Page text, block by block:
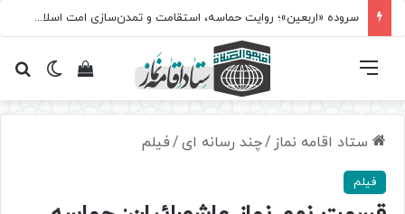
سروده‌ «اربعین»؛ روایت حماسه، استقامت و تمدن‌سازی امت اسلامی
تغییرمشاهده فهرست
ستاد اقامه نماز /چند رسانه ای/فیلم
فیلم